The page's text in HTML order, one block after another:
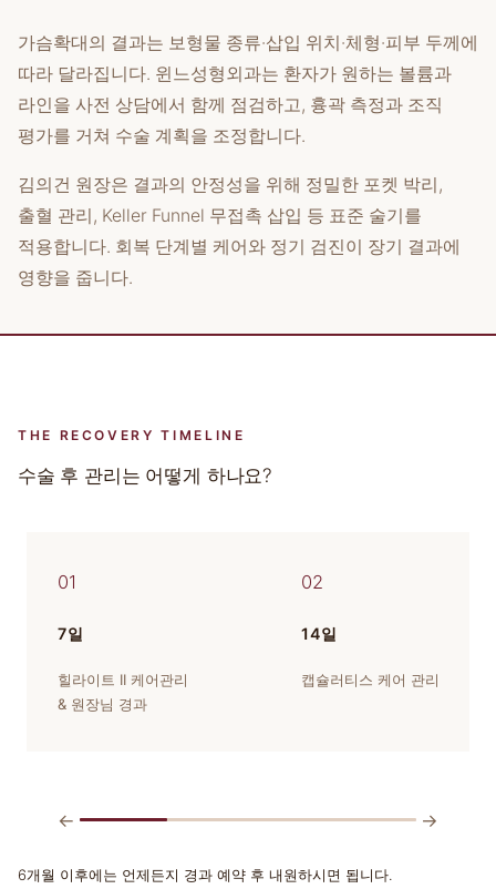
가슴확대의 결과는 보형물 종류·삽입 위치·체형·피부 두께에
따라 달라집니다. 윈느성형외과는 환자가 원하는 볼륨과
라인을 사전 상담에서 함께 점검하고, 흉곽 측정과 조직
평가를 거쳐 수술 계획을 조정합니다.
김의건 원장은 결과의 안정성을 위해 정밀한 포켓 박리,
출혈 관리, Keller Funnel 무접촉 삽입 등 표준 술기를
적용합니다. 회복 단계별 케어와 정기 검진이 장기 결과에
영향을 줍니다.
THE RECOVERY TIMELINE
수술 후 관리는 어떻게 하나요?
01
7일
힐라이트 II 케어관리
& 원장님 경과
02
14일
캡슐러티스 케어 관리
← →
6개월 이후에는 언제든지 경과 예약 후 내원하시면 됩니다.